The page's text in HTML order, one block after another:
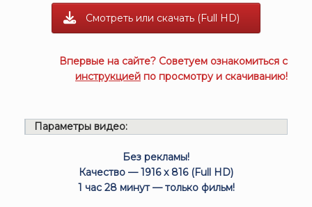
Смотреть или скачать (Full HD)
Впервые на сайте? Советуем ознакомиться с
инструкцией по просмотру и скачиванию!
Параметры видео:
Без рекламы!
Качество — 1916 x 816 (Full HD)
1 час 28 минут — только фильм!